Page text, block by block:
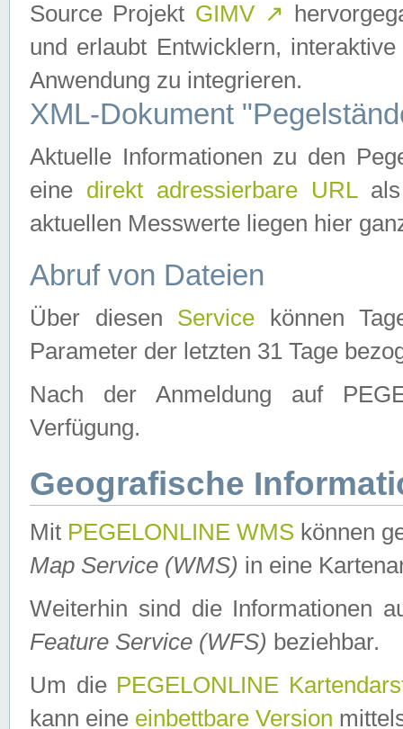
Source Projekt GIMV ↗
und erlaubt Entwicklern,
Anwendung zu integrieren.
XML-Dokument
Aktuelle Informationen zu den
eine direkt adressierbare URLals
aktuellen Messwerte liegen hier
Abruf von Dateien
Über diesen Service können
Parameter der letzten 31 Tage
Nach der Anmeldung auf
Verfügung.
Geografische
Mit PEGELONLINE WMS können
Map Service (WMS) in eine
Weiterhin sind die Informationen
Feature Service (WFS) beziehbar.
Um die PEGELONLINE
kann eine einbettbare Version